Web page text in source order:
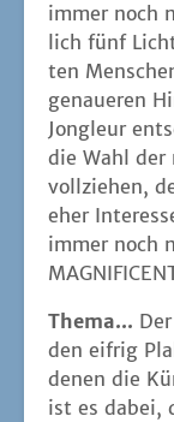
immer noch
lich fünf
ten
genaue­ren
Jon­gleur
die Wahl
voll­zie­hen,
eher
immer noch
The­ma...
den eif­rig
denen die
ist es dabei,